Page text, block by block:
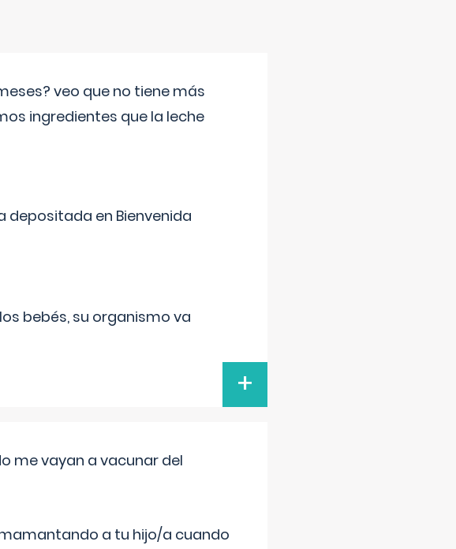
veo que no tiene más
ingredientes que la leche
depositada en Bienvenida
bebés, su organismo va
+
me vayan a vacunar del
a tu hijo/a cuando